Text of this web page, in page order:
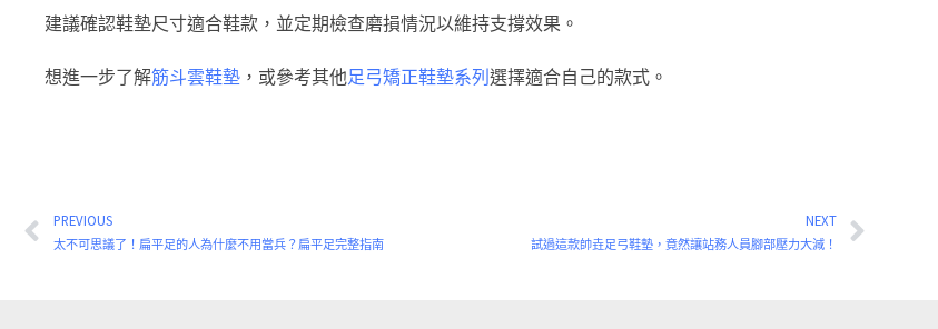
建議確認鞋墊尺寸適合鞋款，並定期檢查磨損情況以維持支撐效果。
想進一步了解筋斗雲鞋墊 ，或參考其他足弓矯正鞋墊系列 選擇適合自己的款式。
上一頁
PREVIOUS
太不可思議了！扁平足的人為什麼不用當兵？扁平足完整指南
NEXT
試過這款帥垚足弓鞋墊，竟然讓站務人員腳部壓力大減！ 下一篇